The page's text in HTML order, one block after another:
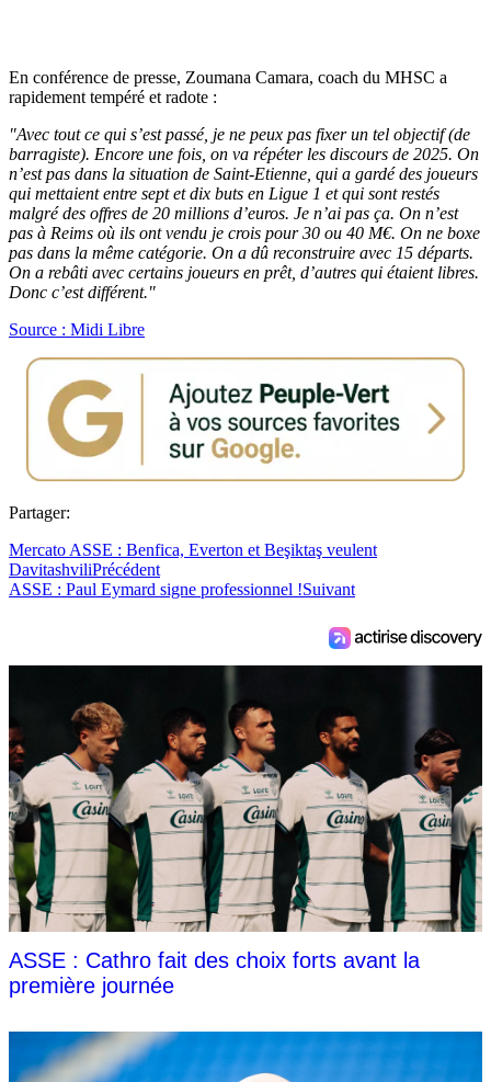
En conférence de presse, Zoumana Camara, coach du MHSC a
rapidement tempéré et radote :
"Avec tout ce qui s’est passé, je ne peux pas fixer un tel objectif (de
barragiste). Encore une fois, on va répéter les discours de 2025. On
n’est pas dans la situation de Saint-Etienne, qui a gardé des joueurs
qui mettaient entre sept et dix buts en Ligue 1 et qui sont restés
malgré des offres de 20 millions d’euros. Je n’ai pas ça. On n’est
pas à Reims où ils ont vendu je crois pour 30 ou 40 M€. On ne boxe
pas dans la même catégorie. On a dû reconstruire avec 15 départs.
On a rebâti avec certains joueurs en prêt, d’autres qui étaient libres.
Donc c’est différent."
Source : Midi Libre
Partager:
Mercato ASSE : Benfica, Everton et Beşiktaş veulent
DavitashviliPrécédent
ASSE : Paul Eymard signe professionnel !Suivant
ASSE : Cathro fait des choix forts avant la
première journée